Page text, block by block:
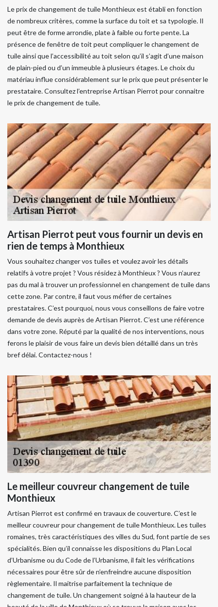
Le prix de changement de tuile Monthieux est établi en fonction
de nombreux critères, comme la surface du toit et sa typologie. Il
peut être de forme arrondie, plate à faible ou forte pente. La
présence de fenêtre de toit peut compliquer le changement de
tuile ainsi que l’accessibilité au toit selon qu’il s’agit d’une maison
de plain-pied ou d’un immeuble à plusieurs étages. Le choix du
matériau influe considérablement sur le prix que peut présenter le
prestataire. Consultez l’entreprise Artisan Pierrot pour connaitre
le prix de changement de tuile.
Artisan Pierrot peut vous fournir un devis en
rien de temps à Monthieux
Vous souhaitez changer vos tuiles et voulez avoir les détails
relatifs à votre projet ? Vous résidez à Monthieux ? Vous n’aurez
pas du mal à trouver un professionnel en changement de tuile dans
cette zone. Par contre, il faut vous méfier de certaines
prestataires. C’est pourquoi, nous vous conseillons de faire votre
demande de devis auprès de Artisan Pierrot. C’est une référence
dans votre zone. Réputé par la qualité de nos interventions, nous
ferons le plaisir de vous faire un devis bien détaillé dans un très
bref délai. Contactez-nous !
Le meilleur couvreur changement de tuile
Monthieux
Artisan Pierrot est confirmé en travaux de couverture. C’est le
meilleur couvreur pour changement de tuile Monthieux. Les tuiles
romaines, très caractéristiques des villes du Sud, font partie de ses
spécialités. Bien qu’il connaisse les dispositions du Plan Local
d’Urbanisme ou du Code de l’Urbanisme, il fait les vérifications
nécessaires pour être sûr de n’enfreindre aucune disposition
règlementaire. Il maitrise parfaitement la technique de
changement de tuile. Un changement soigné à la hauteur de la